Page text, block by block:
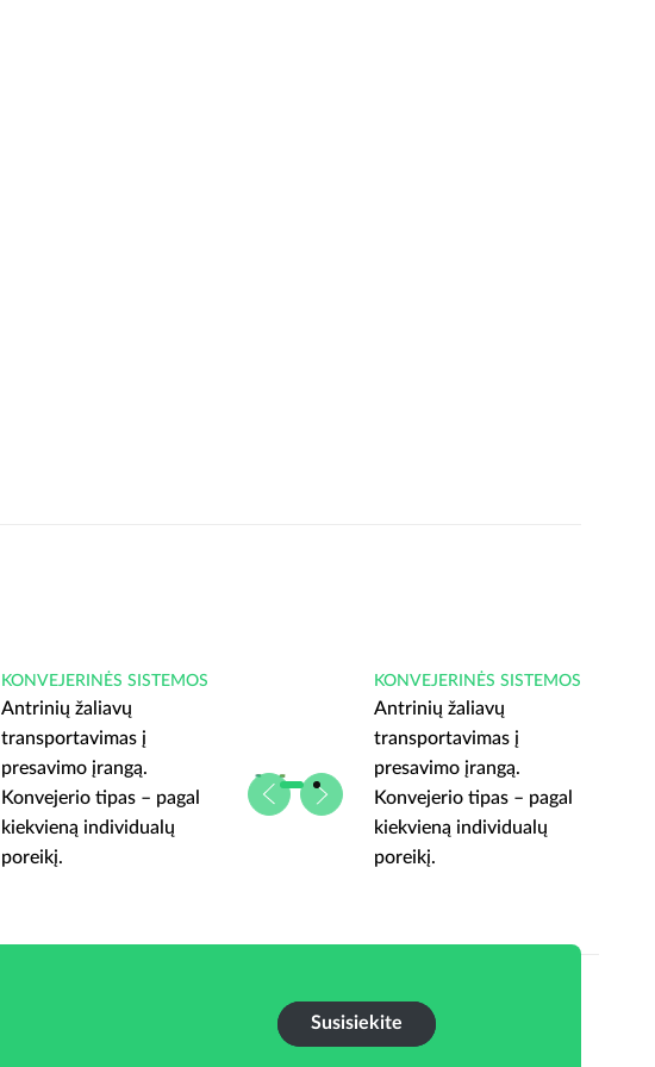
KONVEJERINĖS SISTEMOS
Antrinių žaliavų
transportavimas į
presavimo įrangą.
Konvejerio tipas – pagal
kiekvieną individualų
poreikį.
KONVEJERINĖS SISTEMOS
Antrinių žaliavų
transportavimas į
presavimo įrangą.
Konvejerio tipas – pagal
kiekvieną individualų
poreikį.
Susisiekite